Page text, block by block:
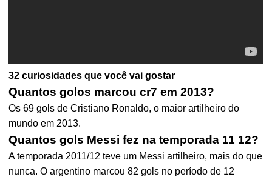
32 curiosidades que você vai gostar
Quantos golos marcou cr7 em 2013?
Os 69 gols de Cristiano Ronaldo, o maior artilheiro do
mundo em 2013.
Quantos gols Messi fez na temporada 11 12?
A temporada 2011/12 teve um Messi artilheiro, mais do que
nunca. O argentino marcou 82 gols no período de 12